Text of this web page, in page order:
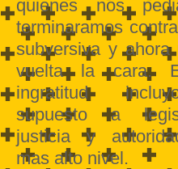
quienes nos
terminaramos
subversiva y ahora
vuelta la cara.
ingratitud
supuesto a
justicia y
mas alto nivel.